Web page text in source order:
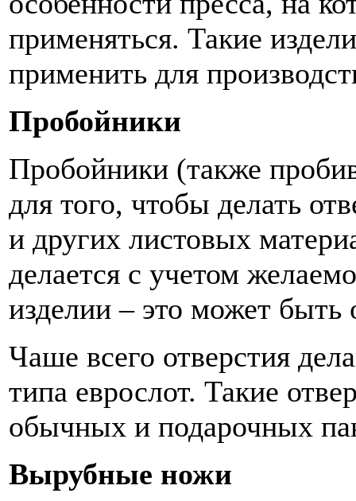
применяться. Такие
применить для
Пробойники
Пробойники (также
для того, чтобы делать
и других листовых
делается с учетом
изделии – это может быть
Чаше всего отверстия
типа еврослот. Такие
обычных и подарочных
Вырубные ножи